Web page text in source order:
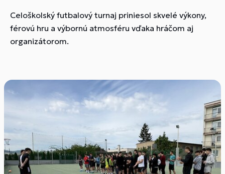
Celoškolský futbalový turnaj priniesol skvelé výkony,
férovú hru a výbornú atmosféru vďaka hráčom aj
organizátorom.